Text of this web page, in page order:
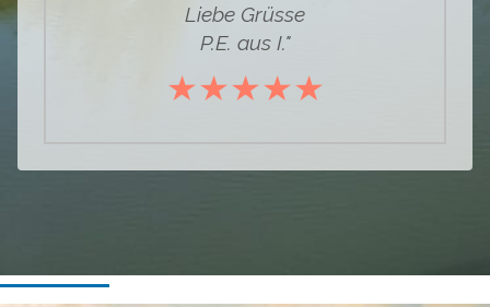
Liebe Grüsse
P.E. aus I."